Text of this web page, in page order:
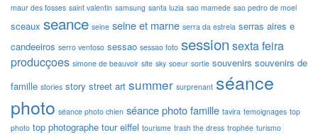
maur des fosses saint valentin samsung santa luzia sao mamede sao pedro de moel
sceaux seance seine seine et marne serra da estrela serras aires e
candeeiros serro ventoso sessao sessao foto session sexta feira
producçoes simone de beauvoir site sky soeur sortie souvenirs souvenirs de
famille stories story street art summer surprenant séance
photo séance photo chien séance photo famille tavira temoignages top
photo top photographe tour eiffel tourisme trash the dress trophée turismo